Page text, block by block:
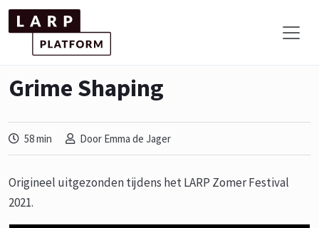
Grime Shaping
58 min Door Emma de Jager
Origineel uitgezonden tijdens het LARP Zomer Festival
2021.